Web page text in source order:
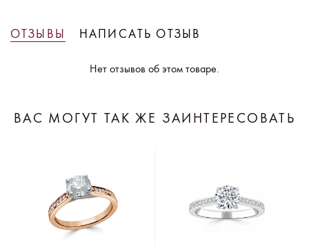
ОТЗЫВЫ НАПИСАТЬ ОТЗЫВ
Нет отзывов об этом товаре.
ВАС МОГУТ ТАК ЖЕ ЗАИНТЕРЕСОВАТЬ